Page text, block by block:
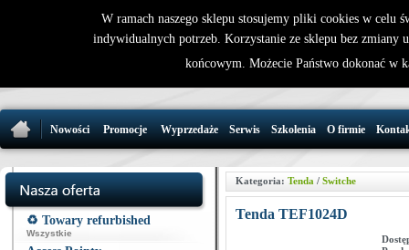
32 721 86
Nowości Promocje Wyprzedaże Serwis Szkolenia O firmie
♻️ Towary refurbished
Wszystkie
Kategoria: Tenda / Switche
Tenda TEF1024D
W ramach naszego sklepu stosujemy pliki cookies w celu
indywidualnych potrzeb. Korzystanie ze sklepu bez zmiany
końcowym. Możecie Państwo dokonać w